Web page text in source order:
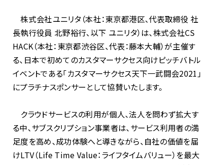
株式会社ユニリタ（本社：東京都港区、代表取締役 社
長執行役員 北野裕行、以下 ユニリタ）は、株式会社CS
HACK（本社：東京都渋谷区、代表：藤本大輔）が主催す
る、日本で初めてのカスタマーサクセス向けピッチバトル
イベントである「カスタマーサクセス天下一武闘会2021」
にプラチナスポンサーとして協賛いたします。
クラウドサービスの利用が個人、法人を問わず拡大す
る中、サブスクリプション事業者は、サービス利用者の満
足度を高め、成功体験へと導きながら、自社の価値を届
けLTV（Life Time Value：ライフタイムバリュー）を最大